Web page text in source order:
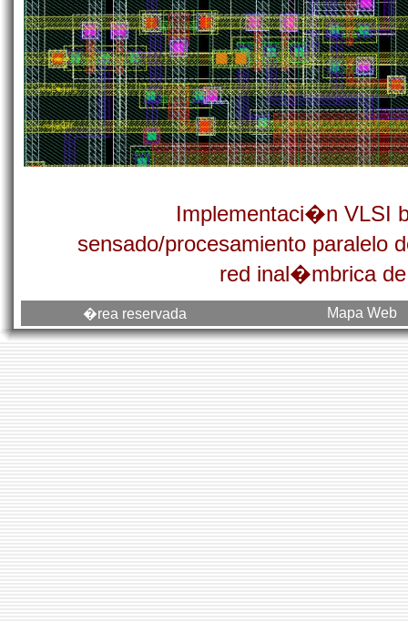
Implementaci�n VLSI
sensado/procesamiento paralelo
red inal�mbrica
�rea reservada Mapa Web